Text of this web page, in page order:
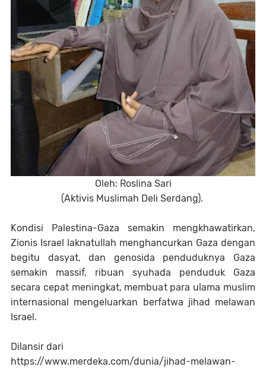
Oleh: Roslina Sari
(Aktivis Muslimah Deli Serdang).
Kondisi Palestina-Gaza semakin mengkhawatirkan,
Zionis Israel laknatullah menghancurkan Gaza dengan
begitu dasyat, dan genosida penduduknya Gaza
semakin massif, ribuan syuhada penduduk Gaza
secara cepat meningkat, membuat para ulama muslim
internasional mengeluarkan berfatwa jihad melawan
Israel.
Dilansir dari
https://www.merdeka.com/dunia/jihad-melawan-